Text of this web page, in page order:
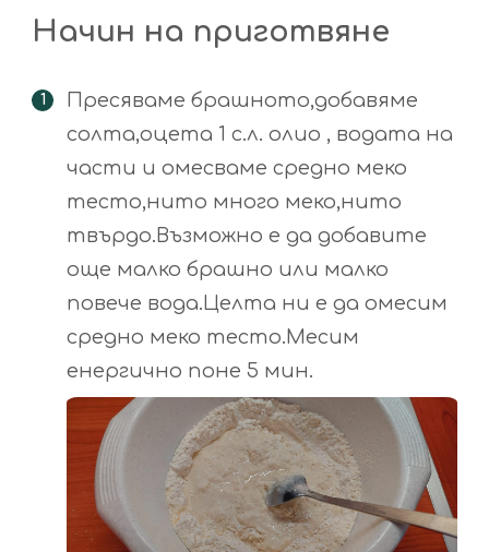
Начин на приготвяне
Пресяваме брашното,добавяме
солта,оцета 1 с.л. олио , водата на
части и омесваме средно меко
тесто,нито много меко,нито
твърдо.Възможно е да добавите
още малко брашно или малко
повече вода.Целта ни е да омесим
средно меко тесто.Месим
енергично поне 5 мин.